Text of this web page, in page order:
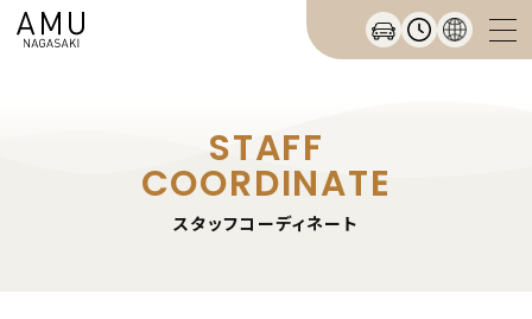
STAFF
COORDINATE
スタッフコーディネート